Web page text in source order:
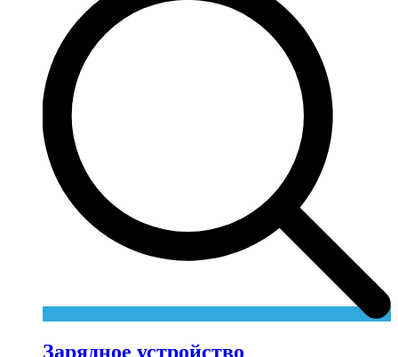
Зарядное устройство